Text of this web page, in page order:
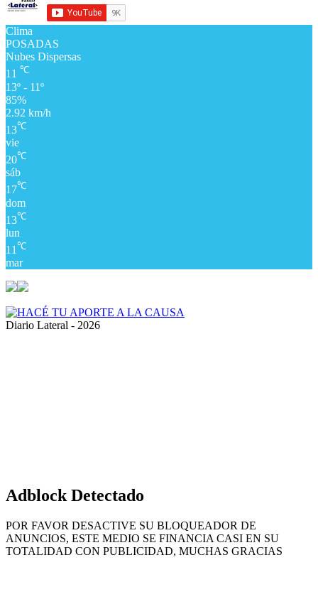
POSADAS
Nubes Dispersas
11℃
13º - 11º
85%
2.92 km/h
13℃
vie
℃
sáb
17℃
dom
13℃
lun
℃
mar
Diario Lateral - 2026
Volver
al
POR FAVOR DESACTIVE SU BLOQUEADOR DE
ANUNCIOS, ESTE MEDIO SE FINANCIA CASI EN SU